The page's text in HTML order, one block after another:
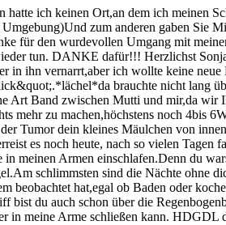
ich keinen Ort,an dem ich meinen
zum anderen gaben Sie
für den wurdevollen Umgang mit
tun. DANKE dafür!!! Herzlichst
ihn vernarrt,aber ich wollte keine neue
brauchte nicht lang
Art Band zwischen Mutti und mir,da wir
mehr zu machen,höchstens noch 4bis
dein kleines Mäulchen von innen
es noch heute, nach so vielen Tagen
meinen Armen einschlafen.Denn du
schlimmsten sind die Nächte ohne
beobachtet hat,egal ob Baden oder
du auch schon über die
in meine Arme schließen kann. HDGDL